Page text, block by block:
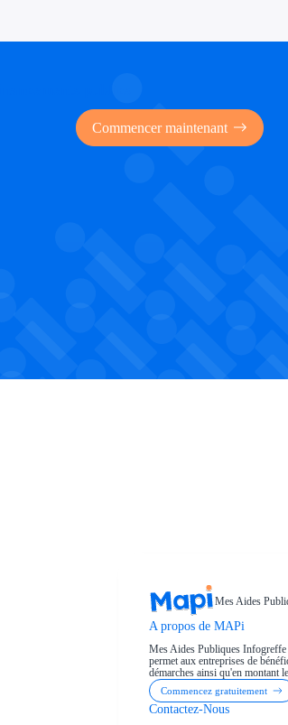
Commencer maintenant
Mes Aides
A propos de MAPi
Mes Aides Publiques
permet aux entreprises de
démarches ainsi qu'en montant
Commencez gratuitement
Contactez-Nous